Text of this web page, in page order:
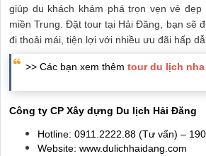
giúp du khách khám phá trọn vẹn vẻ
miền Trung. Đặt tour tại Hải Đăng, bạn sẽ
đi thoải mái, tiện lợi với nhiều ưu đãi hấp
>> Các bạn xem thêm tour du lịch nha
Công ty CP Xây dựng Du lịch Hải Đăng
Hotline: 0911.2222.88 (Tư vấn) –
Website: www.dulichhaidang.com